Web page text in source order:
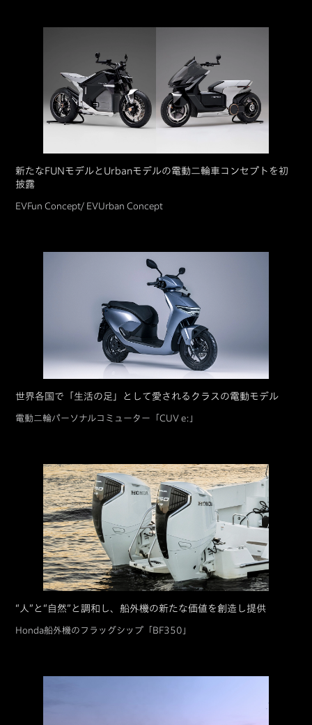
新たなFUNモデルとUrbanモデルの電動二輪車コンセプトを初
披露
EVFun Concept/ EVUrban Concept
世界各国で「生活の足」として愛されるクラスの電動モデル
電動⼆輪パーソナルコミューター「CUV e:」
“人”と“自然”と調和し、船外機の新たな価値を創造し提供
Honda船外機のフラッグシップ「BF350」